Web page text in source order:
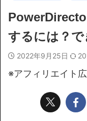
するには？で
2022年9月25日
※アフィリエイト